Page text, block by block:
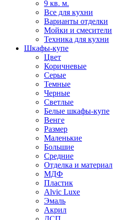
9 кв. м.
Все для кухни
Варианты отделки
Мойки и смесители
Техника для кухни
Шкафы-купе
Цвет
Коричневые
Серые
Темные
Черные
Светлые
Белые шкафы-купе
Венге
Размер
Маленькие
Большие
Средние
Отделка и материал
МДФ
Пластик
Alvic Luxe
Эмаль
Акрил